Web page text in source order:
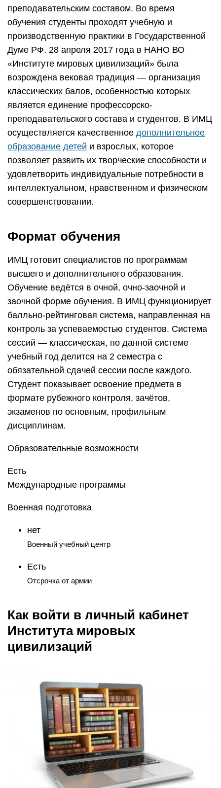
преподавательским составом. Во время
обучения студенты проходят учебную и
производственную практики в Государственной
Думе РФ. 28 апреля 2017 года в НАНО ВО
«Институте мировых цивилизаций» была
возрождена вековая традиция — организация
классических балов, особенностью которых
является единение профессорско-
преподавательского состава и студентов. В ИМЦ
осуществляется качественное дополнительное
образование детей и взрослых, которое
позволяет развить их творческие способности и
удовлетворить индивидуальные потребности в
интеллектуальном, нравственном и физическом
совершенствовании.
Формат обучения
ИМЦ готовит специалистов по программам
высшего и дополнительного образования.
Обучение ведётся в очной, очно-заочной и
заочной форме обучения. В ИМЦ функционирует
балльно-рейтинговая система, направленная на
контроль за успеваемостью студентов. Система
сессий — классическая, по данной системе
учебный год делится на 2 семестра с
обязательной сдачей сессии после каждого.
Студент показывает освоение предмета в
формате рубежного контроля, зачётов,
экзаменов по основным, профильным
дисциплинам.
Образовательные возможности
Есть
Международные программы
Военная подготовка
нет
Военный учебный центр
Есть
Отсрочка от армии
Как войти в личный кабинет
Института мировых
цивилизаций